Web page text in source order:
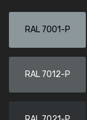
RAL 7001-P
RAL 7012-P